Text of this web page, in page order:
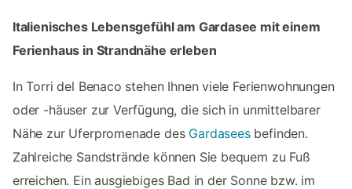
Italienisches Lebensgefühl am Gardasee mit einem
Ferienhaus in Strandnähe erleben
In Torri del Benaco stehen Ihnen viele Ferienwohnungen
oder -häuser zur Verfügung, die sich in unmittelbarer
Nähe zur Uferpromenade des Gardaseesbefinden.
Zahlreiche Sandstrände können Sie bequem zu Fuß
erreichen. Ein ausgiebiges Bad in der Sonne bzw. im